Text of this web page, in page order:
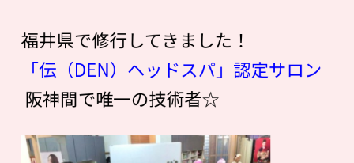
福井県で修行してきました！
「伝（DEN）ヘッドスパ」認定サロン
阪神間で唯一の技術者☆